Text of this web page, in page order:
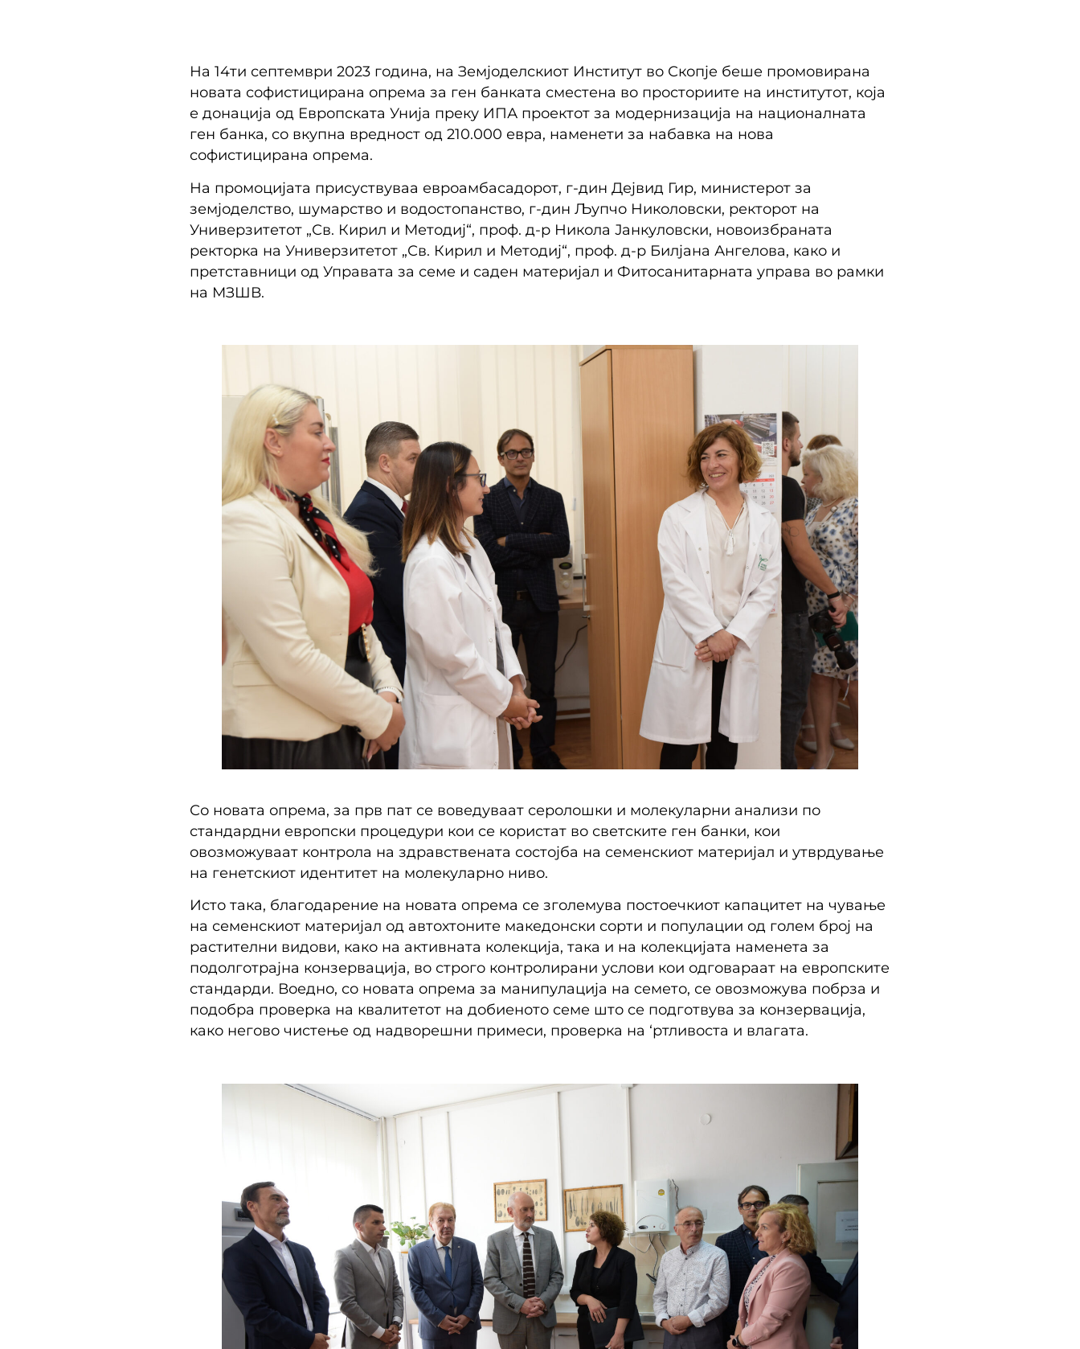
На 14ти септември 2023 година, на Земјоделскиот Институт во Скопје беше промовирана
новата софистицирана опрема за ген банката сместена во просториите на институтот, која
е донација од Европската Унија преку ИПА проектот за модернизација на националната
ген банка, со вкупна вредност од 210.000 евра, наменети за набавка на нова
софистицирана опрема.
На промоцијата присуствуваа евроамбасадорот, г-дин Дејвид Гир, министерот за
земјоделство, шумарство и водостопанство, г-дин Љупчо Николовски, ректорот на
Универзитетот „Св. Кирил и Методиј“, проф. д-р Никола Јанкуловски, новоизбраната
ректорка на Универзитетот „Св. Кирил и Методиј“, проф. д-р Билјана Ангелова, како и
претставници од Управата за семе и саден материјал и Фитосанитарната управа во рамки
на МЗШВ.
Со новата опрема, за прв пат се воведуваат серолошки и молекуларни анализи по
стандардни европски процедури кои се користат во светските ген банки, кои
овозможуваат контрола на здравствената состојба на семенскиот материјал и утврдување
на генетскиот идентитет на молекуларно ниво.
Исто така, благодарение на новата опрема се зголемува постоечкиот капацитет на чување
на семенскиот материјал од автохтоните македонски сорти и популации од голем број на
растителни видови, како на активната колекција, така и на колекцијата наменета за
подолготрајна конзервација, во строго контролирани услови кои одговараат на европските
стандарди. Воедно, со новата опрема за манипулација на семето, се овозможува побрза и
подобра проверка на квалитетот на добиеното семе што се подготвува за конзервација,
како негово чистење од надворешни примеси, проверка на ‘ртливоста и влагата.